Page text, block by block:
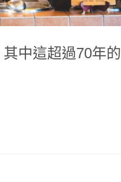
中這超過70年的